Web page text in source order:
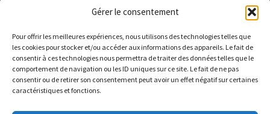
Gérer le consentement
Pour offrir les meilleures expériences, nous utilisons des technologies telles que
les cookies pour stocker et/ou accéder aux informations des appareils. Le fait de
consentir à ces technologies nous permettra de traiter des données telles que le
comportement de navigation ou les ID uniques sur ce site. Le fait de ne pas
consentir ou de retirer son consentement peut avoir un effet négatif sur certaines
caractéristiques et fonctions.